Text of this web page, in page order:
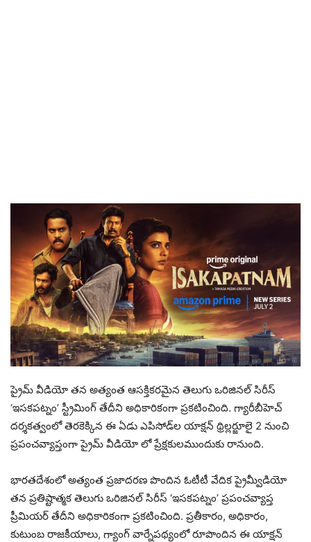
ప్రైమ్ వీడియో తన అత్యంత ఆసక్తికరమైన తెలుగు ఒరిజినల్ సిరీస్
‘ఇసకపట్నం’ స్ట్రీమింగ్ తేదీని అధికారికంగా ప్రకటించింది. గ్యారీబీహెచ్
దర్శకత్వంలో తెరకెక్కిన ఈ ఏడు ఎపిసోడ్‌ల యాక్షన్ థ్రిల్లర్జూలై 2 నుంచి
ప్రపంచవ్యాప్తంగా ప్రైమ్ వీడియో లో ప్రేక్షకులముందుకు రానుంది.
భారతదేశంలో అత్యంత ప్రజాదరణ పొందిన ఓటీటీ వేదిక ప్రైమ్వీడియో
తన ప్రతిష్టాత్మక తెలుగు ఒరిజినల్ సిరీస్ ‘ఇసకపట్నం’ ప్రపంచవ్యాప్త
ప్రీమియర్ తేదీని అధికారికంగా ప్రకటించింది. ప్రతీకారం, అధికారం,
కుటుంబ రాజకీయాలు, గ్యాంగ్ వార్నేపథ్యంలో రూపొందిన ఈ యాక్షన్